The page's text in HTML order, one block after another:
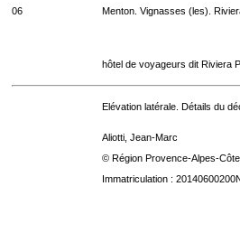
06 Menton. Vignasses (les).
hôtel de voyageurs dit Riviera
Elévation latérale. Détails du
Aliotti, Jean-Marc
© Région Provence-Alpes-
Immatriculation :